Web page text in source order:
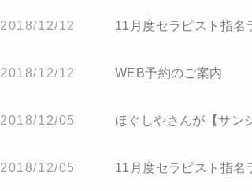
2018/12/12 11月度セラピスト指名
2018/12/12 WEB予約のご案内
2018/12/05 ほぐしやさんが【サン
2018/12/05 11月度セラピスト指名